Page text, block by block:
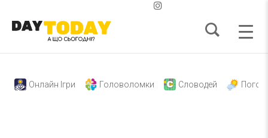
Онлайн Ігри Головоломки Словодей